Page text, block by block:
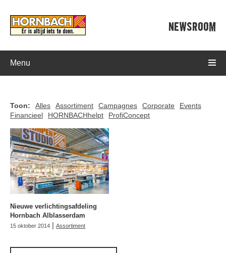
NEWSROOM
Menu
Toon: Alles Assortiment Campagnes Corporate
Events
Financieel
HORNBACHhelpt ProfiConcept
Nieuwe verlichtingsafdeling
Hornbach Alblasserdam
15 oktober 2014 | Assortiment